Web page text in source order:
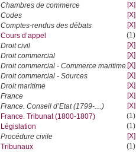
Chambres de commerce
[X]
Codes
[X]
Comptes-rendus des débats
[X]
Cours d’appel
(1)
Droit civil
[X]
Droit commercial
[X]
Droit commercial - Commerce maritime [X]
Droit commercial - Sources
[X]
Droit maritime
[X]
France
[X]
France. Conseil d’Etat (1799-....)
[X]
France. Tribunat (1800-1807)
(1)
Législation
(1)
Procédure civile
[X]
Tribunaux
(1)